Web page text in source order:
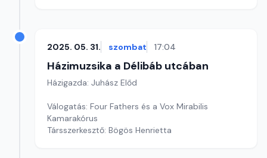
2025. 05. 31. szombat 17:04
Házimuzsika a Délibáb utcában
Házigazda: Juhász Előd
Válogatás: Four Fathers és a Vox Mirabilis
Kamarakórus
Társszerkesztő: Bögös Henrietta